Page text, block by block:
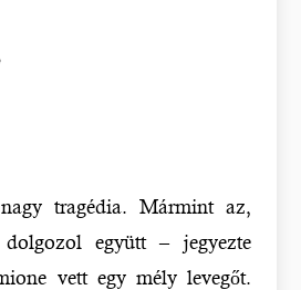
tragédia. Mármint az,
együtt – jegyezte
vett egy mély levegőt.